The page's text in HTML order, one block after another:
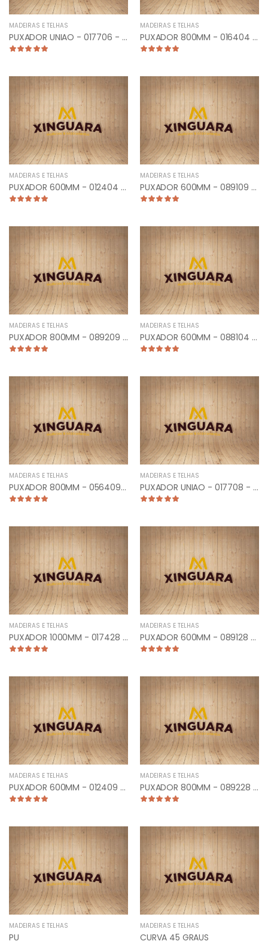
MADEIRAS E TELHAS
PUXADOR UNIAO - 017706 - CLASSIC 25CM PRETA
MADEIRAS E TELHAS
PUXADOR 800MM - 016404 - TUBULAR RETO CROMADO
MADEIRAS E TELHAS
PUXADOR 600MM - 012404 - TUB. CURVO LATERAL CROMADO
MADEIRAS E TELHAS
PUXADOR 600MM - 089109 - PLANO FRONTAL ANTIQUE
MADEIRAS E TELHAS
PUXADOR 800MM - 089209 - PLANO CURVO ANTIQUE
MADEIRAS E TELHAS
PUXADOR 600MM - 088104 - TUB CURVO FRONTAL CROMADO
MADEIRAS E TELHAS
PUXADOR 800MM - 056409 - PLANO RETO ANTIQUE
MADEIRAS E TELHAS
PUXADOR UNIAO - 017708 - CLASSIC 25CM Z.L.O
MADEIRAS E TELHAS
PUXADOR 1000MM - 017428 - TUB. CURVO LATERAL ESCOVADO
MADEIRAS E TELHAS
PUXADOR 600MM - 089128 - PLANO CURVO ESCOVADO
MADEIRAS E TELHAS
PUXADOR 600MM - 012409 - TUB. CURVO LATERAL ANTIQUE
MADEIRAS E TELHAS
PUXADOR 800MM - 089228 - PLANO CURVO ESCOVADO
MADEIRAS E TELHAS
PU
MADEIRAS E TELHAS
CURVA 45 GRAUS